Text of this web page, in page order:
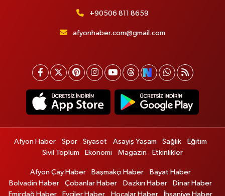
+90506 811 8659
afyonhaber.com@gmail.com
Afyon Haber Spor Siyaset Asayiş Yaşam Sağlık
Eğitim
Sivil Toplum
Ekonomi Magazin Etkinlikler
Afyon Çay Haber Başmakçı Haber
Bayat Haber
Bolvadin Haber
Çobanlar Haber Dazkırı Haber
Dinar Haber
Emirdağ Haber
Evciler Haber Hocalar Haber İhsaniye Haber